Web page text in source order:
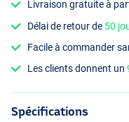
Livraison gratuite à
Délai de retour de 50
Facile à commander
Les clients donnent un
Spécifications